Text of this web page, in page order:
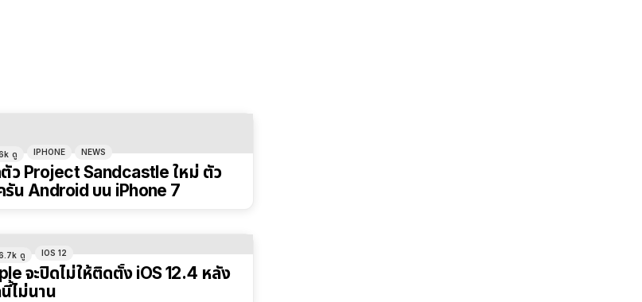
ดู IPHONE NEWS
ตัว Project Sandcastle ใหม่ ตัว
รัน Android บน iPhone 7
ดู IOS 12
จะปิดไม่ให้ติดตั้ง iOS 12.4 หลัง
ไม่นาน